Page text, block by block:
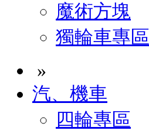
魔術方塊
獨輪車專區
»
汽、機車
四輪專區